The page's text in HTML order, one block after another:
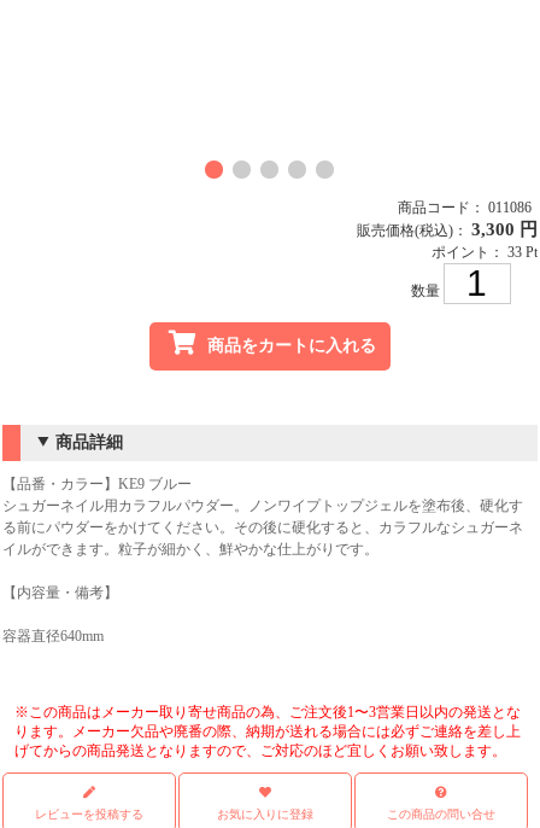
商品コード： 011086
販売価格(税込)： 3,300 円
ポイント： 33 Pt
数量
商品をカートに入れる
商品詳細
【品番・カラー】KE9 ブルー
シュガーネイル用カラフルパウダー。ノンワイプトップジェルを塗布後、硬化す
る前にパウダーをかけてください。その後に硬化すると、カラフルなシュガーネ
イルができます。粒子が細かく、鮮やかな仕上がりです。
【内容量・備考】
容器直径640mm
※この商品はメーカー取り寄せ商品の為、ご注文後1〜3営業日以内の発送とな
ります。メーカー欠品や廃番の際、納期が送れる場合には必ずご連絡を差し上
げてからの商品発送となりますので、ご対応のほど宜しくお願い致します。
レビューを投稿する お気に入りに登録 この商品の問い合せ